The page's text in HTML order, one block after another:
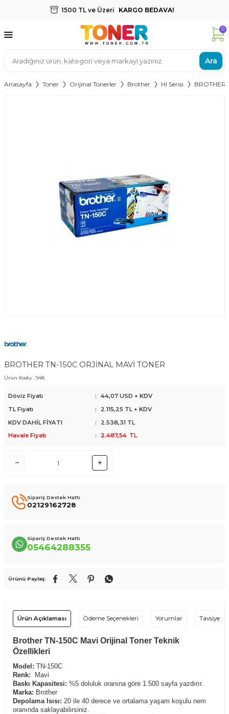
1500 TL ve Üzeri KARGO BEDAVA!
Ara
0
Anasayfa Toner Orijinal Tonerler Brother Hl Serisi BROTHER
BROTHER TN-150C ORJİNAL MAVİ TONER
Ürün Kodu : 948
Döviz Fiyatı :
44,07 USD + KDV
TL Fiyatı
: 2.115,25 TL + KDV
KDV DAHİL FİYATI
: 2.538,31 TL
Havale Fiyatı
: 2.487,54 TL
Sipariş Destek Hattı
02129162728
Sipariş Destek Hattı
05464288355
Ürünü Paylaş:
Ürün Açıklaması Ödeme Seçenekleri Yorumlar Tavsiye Et
Brother TN-150C Mavi Orijinal Toner Teknik
Özellikleri
Model: TN-150C
Renk: Mavi
Baskı Kapasitesi: %5 doluluk oranına göre 1.500 sayfa yazdırır.
Marka: Brother
Depolama Isısı: 20 ile 40 derece ve ortalama yaşam koşulu nem
oranında saklayabilirsiniz.